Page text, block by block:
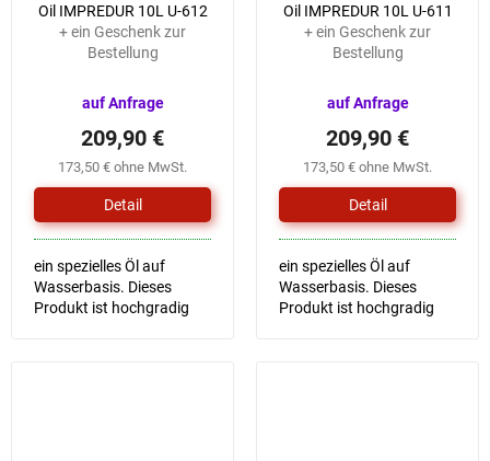
Oil IMPREDUR 10L U-612
+ ein Geschenk zur
Bestellung
auf Anfrage
173,50 € ohne MwSt.
209,90 €
Detail
ein spezielles Öl auf
Wasserbasis. Dieses
Produkt ist hochgradig
Oil IMPREDUR 10L U-611
+ ein Geschenk zur
Bestellung
auf Anfrage
173,50 € ohne MwSt.
209,90 €
Detail
ein spezielles Öl auf
Wasserbasis. Dieses
Produkt ist hochgradig